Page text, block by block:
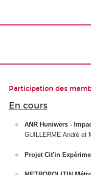
Participation des
En cours
ANR Huniwers -
GUILLERME André et
Projet Cit'in